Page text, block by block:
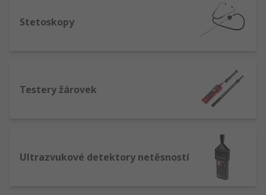
Stetoskopy
Testery žárovek
Ultrazvukové detektory netěsností